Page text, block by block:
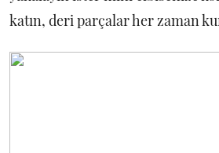
katın, deri parçalar her zaman